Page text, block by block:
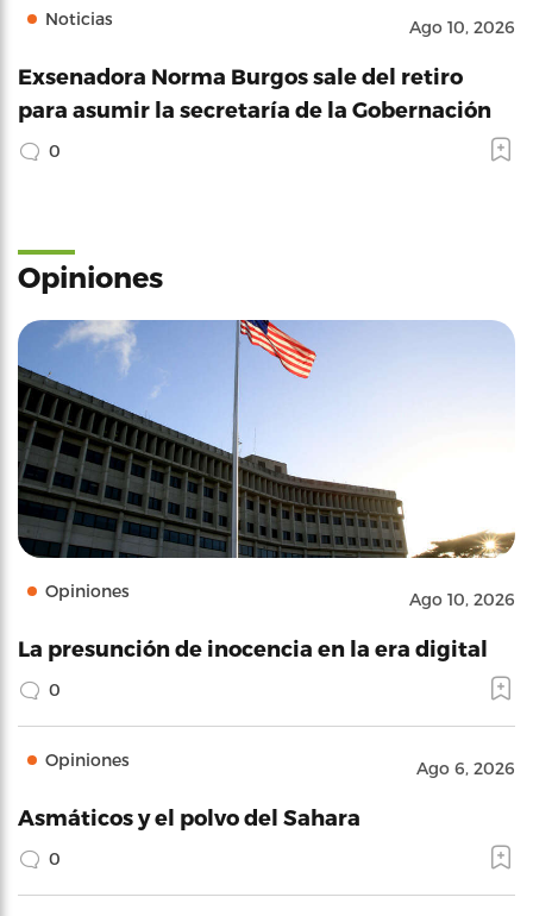
Noticias Ago 10, 2026
Exsenadora Norma Burgos sale del retiro
para asumir la secretaría de la Gobernación
0
Opiniones
Opiniones Ago 10, 2026
La presunción de inocencia en la era digital
0
Opiniones Ago 6, 2026
Asmáticos y el polvo del Sahara
0